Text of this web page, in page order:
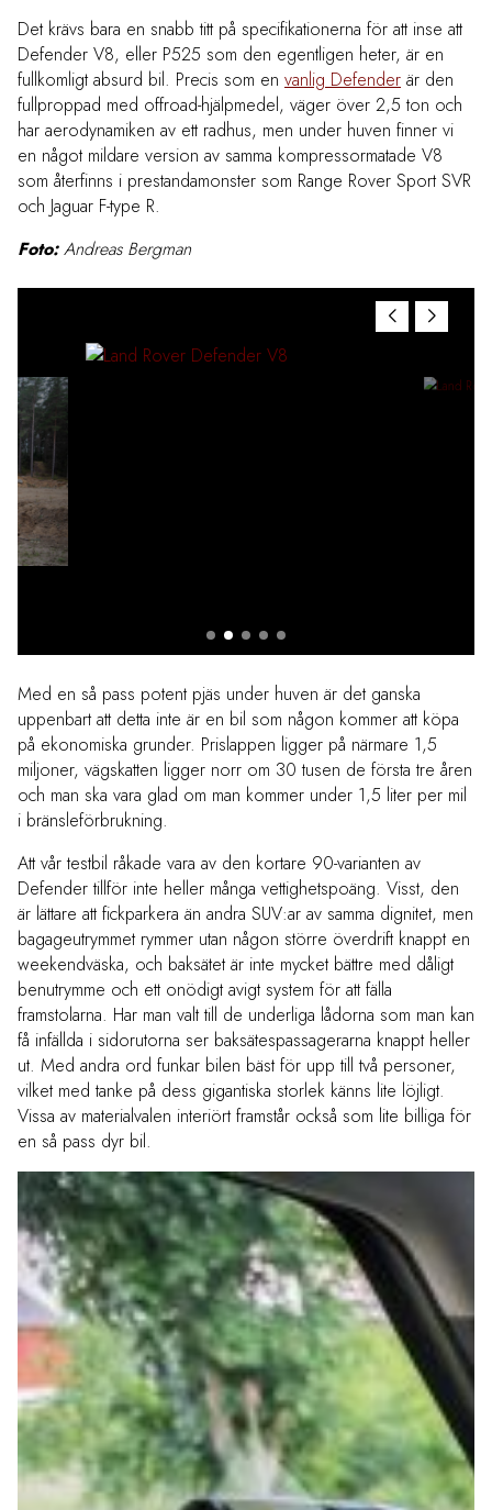
Det krävs bara en snabb titt på specifikationerna för att inse att
Defender V8, eller P525 som den egentligen heter, är en
fullkomligt absurd bil. Precis som en vanlig Defender är den
fullproppad med offroad-hjälpmedel, väger över 2,5 ton och
har aerodynamiken av ett radhus, men under huven finner vi
en något mildare version av samma kompressormatade V8
som återfinns i prestandamonster som Range Rover Sport SVR
och Jaguar F-type R.
Foto:Andreas Bergman
Med en så pass potent pjäs under huven är det ganska
uppenbart att detta inte är en bil som någon kommer att köpa
på ekonomiska grunder. Prislappen ligger på närmare 1,5
miljoner, vägskatten ligger norr om 30 tusen de första tre åren
och man ska vara glad om man kommer under 1,5 liter per mil
i bränsleförbrukning.
Att vår testbil råkade vara av den kortare 90-varianten av
Defender tillför inte heller många vettighetspoäng. Visst, den
är lättare att fickparkera än andra SUV:ar av samma dignitet, men
bagageutrymmet rymmer utan någon större överdrift knappt en
weekendväska, och baksätet är inte mycket bättre med dåligt
benutrymme och ett onödigt avigt system för att fälla
framstolarna. Har man valt till de underliga lådorna som man kan
få infällda i sidorutorna ser baksätespassagerarna knappt heller
ut. Med andra ord funkar bilen bäst för upp till två personer,
vilket med tanke på dess gigantiska storlek känns lite löjligt.
Vissa av materialvalen interiört framstår också som lite billiga för
en så pass dyr bil.